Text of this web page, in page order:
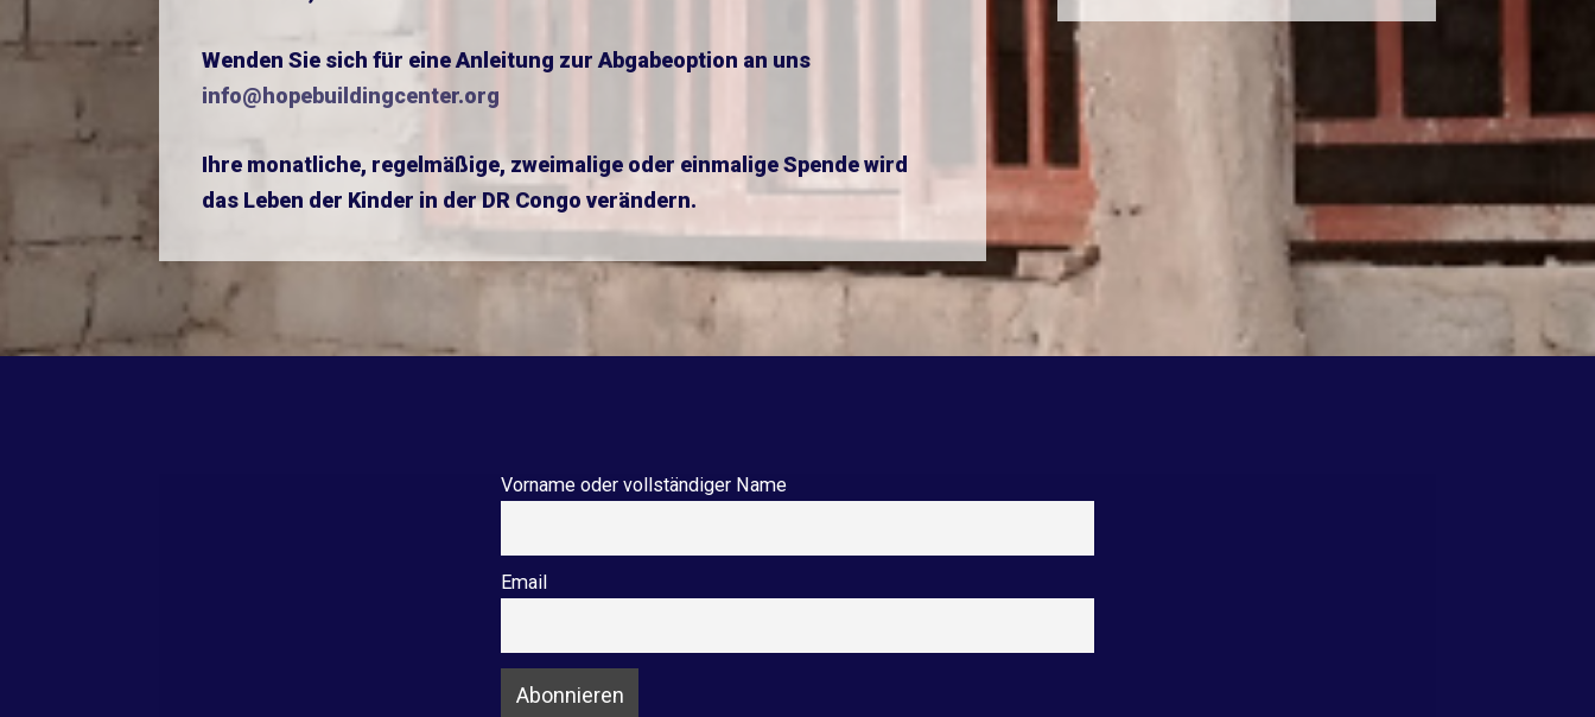
Wenden Sie sich für eine Anleitung zur Abgabeoption an uns
info@hopebuildingcenter.org
Ihre monatliche, regelmäßige, zweimalige oder einmalige Spende wird
das Leben der Kinder in der DR Congo verändern.
Vorname oder vollständiger Name
Email